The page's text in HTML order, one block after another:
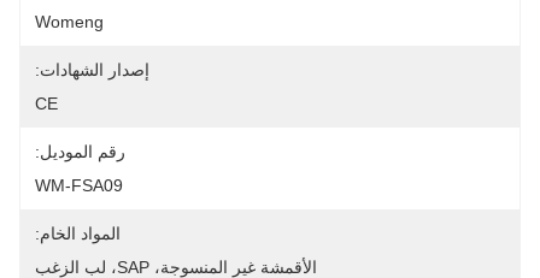
Womeng
إصدار الشهادات:
CE
رقم الموديل:
WM-FSA09
المواد الخام:
الأقمشة غير المنسوجة، SAP، لب الزغب